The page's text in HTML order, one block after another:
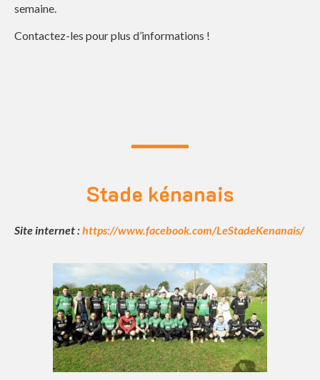
semaine.
Contactez-les pour plus d’informations !
Stade kénanais
Site internet :https://www.facebook.com/LeStadeKenanais/